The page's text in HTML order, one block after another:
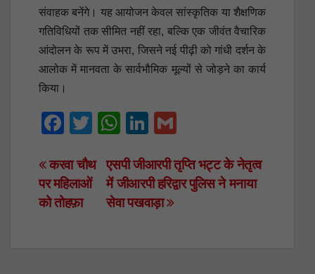
संवाहक बनेंगे। यह आयोजन केवल सांस्कृतिक या शैक्षणिक
गतिविधियों तक सीमित नहीं रहा, बल्कि एक जीवंत वैचारिक
आंदोलन के रूप में उभरा, जिसने नई पीढ़ी को गांधी दर्शन के
आलोक में मानवता के सार्वभौमिक मूल्यों से जोड़ने का कार्य
किया।
F
c
e
b
T
tt
er
W
at
s
A
Li
k
e
dI
ail
Post
navigation
एसपी जीआरपी तृप्ति भट्ट के नेतृत्व
में जीआरपी हरिद्वार पुलिस ने मनाया
सेवा पखवाड़ा
करवा चौथ
पर महिलाओं
को तोहफ़ा